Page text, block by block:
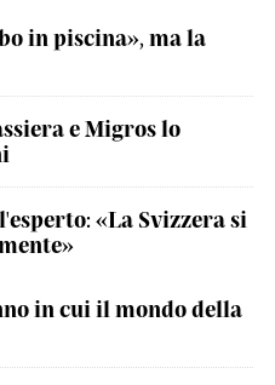
in piscina», ma la
e Migros lo
«La Svizzera si
in cui il mondo della